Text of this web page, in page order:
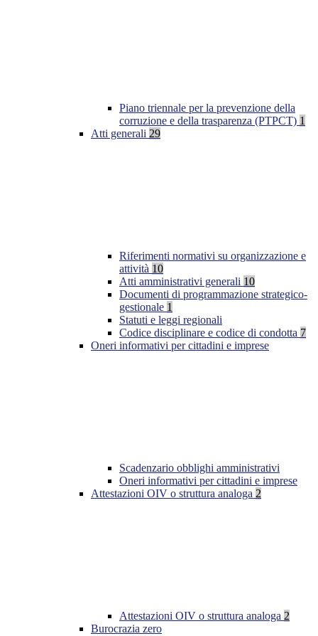
Piano triennale per la prevenzione della
corruzione e della trasparenza (PTPCT) 1
Atti generali 29
Riferimenti normativi su organizzazione e
attività 10
Atti amministrativi generali 10
Documenti di programmazione strategico-
gestionale 1
Statuti e leggi regionali
Codice disciplinare e codice di condotta 7
Oneri informativi per cittadini e imprese
Scadenzario obblighi amministrativi
Oneri informativi per cittadini e imprese
Attestazioni OIV o struttura analoga 2
Attestazioni OIV o struttura analoga 2
Burocrazia zero